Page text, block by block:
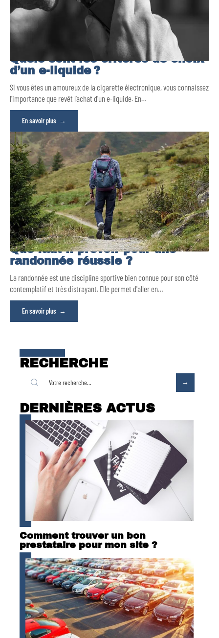
Quels sont les critères de choix
d’un e-liquide ?
Si vous êtes un amoureux de la cigarette électronique, vous connaissez
l’importance que revêt l’achat d’un e-liquide. En…
En savoir plus
Que faut-il prévoir pour une
randonnée réussie ?
La randonnée est une discipline sportive bien connue pour son côté
contemplatif et très distrayant. Elle permet d'aller en…
En savoir plus
RECHERCHE
DERNIÈRES ACTUS
Comment trouver un bon
prestataire pour mon site ?